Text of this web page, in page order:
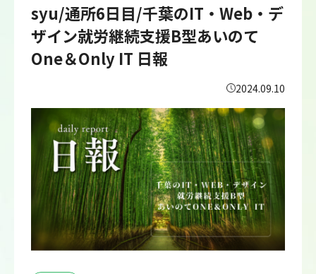
syu/通所6日目/千葉のIT・Web・デ
ザイン就労継続支援B型あいのて
One＆Only IT 日報
2024.09.10